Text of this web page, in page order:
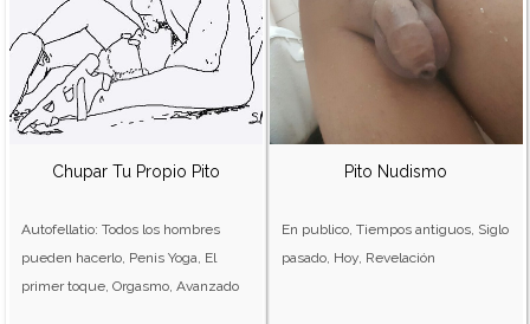
Chupar Tu Propio Pito
Autofellatio: Todos los hombres
pueden hacerlo, Penis Yoga, El
primer toque, Orgasmo, Avanzado
Pito Nudismo
En publico, Tiempos antiguos, Siglo
pasado, Hoy, Revelación